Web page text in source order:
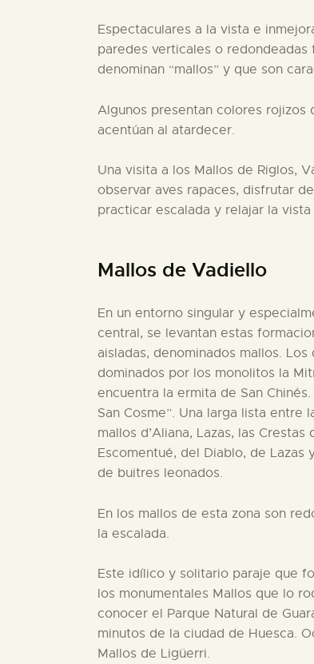
Espectaculares a la vista e
paredes verticales o
denominan “mallos” y que son
Algunos presentan colores rojizos
acentúan al atardecer.
Una visita a los Mallos de Riglos,
observar aves rapaces, disfrutar
practicar escalada y relajar la
Mallos de Vadiello
En un entorno singular y
central, se levantan estas
aisladas, denominados mallos.
dominados por los monolitos la
encuentra la ermita de San
San Cosme”. Una larga lista entre
mallos d’Aliana, Lazas, las
Escomentué, del Diablo, de Lazas
de buitres leonados.
En los mallos de esta zona son
la escalada.
Este idílico y solitario paraje que
los monumentales Mallos que lo
conocer el Parque Natural de
minutos de la ciudad de Huesca.
Mallos de Ligüerri.